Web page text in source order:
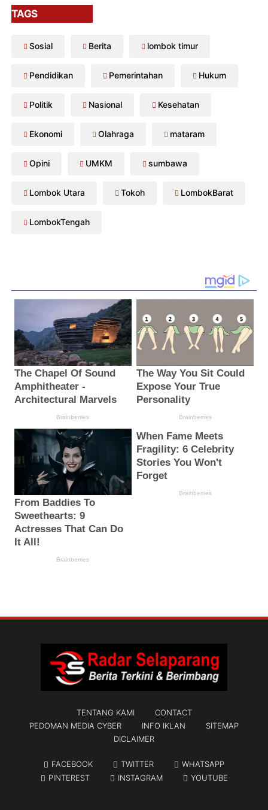
TAGS
Sosial Berita lombok timur
Pendidikan Pemerintahan Hukum
Politik Nasional Kesehatan
Ekonomi Olahraga mataram
Opini UMKM sumbawa
Lombok Utara Tokoh LombokBarat
LombokTengah
TENTANG KAMI
CONTACT
PEDOMAN MEDIA CYBER
INFO IKLAN
SITEMAP
DICLAIMER
FACEBOOK TWITTER
WHATSAPP
PINTEREST
INSTAGRAM YOUTUBE